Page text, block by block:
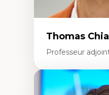
Thomas
Professeur
Expertises